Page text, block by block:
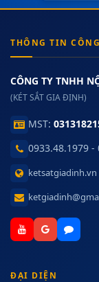
THÔNG TIN
CÔNG TY TNHH
(KÉT SẮT GIA ĐỊNH)
MST:
0933.48.1979 -
ketsatgiadinh.vn
ĐẠI DIỆN